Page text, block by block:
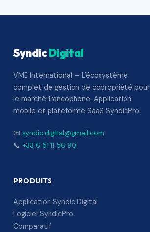
SyndicDigital
VME International — L'écosystème
complet de gestion de copropriété pour
le marché francophone. Application
mobile et plateforme SaaS SyndicPro.
📧 syndic.digital@gmail.com
📞 +33 6 51 11 56 90
PRODUITS
Application Syndic Digital
Logiciel SyndicPro
Comparatif